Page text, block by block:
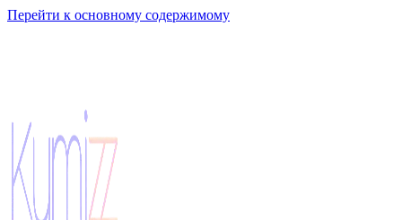
Перейти к основному содержимому